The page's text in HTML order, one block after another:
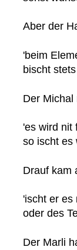
Aber der
'beim
bischt
Der Michal
'es wird nit
so ischt es
Drauf kam
'ischt er es
oder des
Der Marli